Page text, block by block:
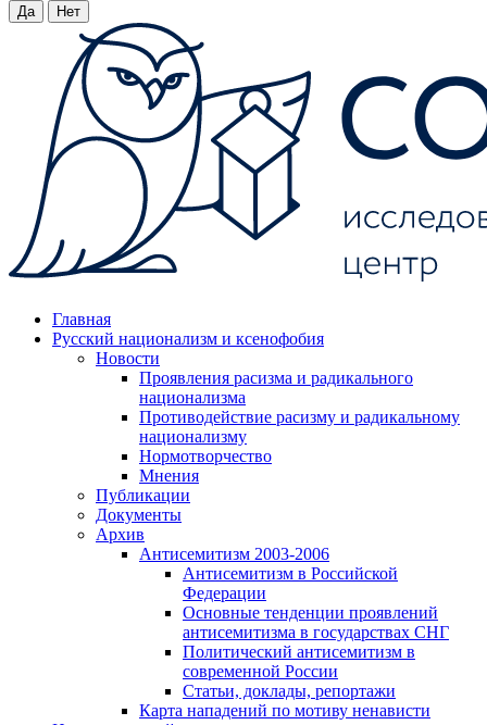
Да Нет
Главная
Русский национализм и ксенофобия
Новости
Проявления расизма и радикального
национализма
Противодействие расизму и радикальному
национализму
Нормотворчество
Мнения
Публикации
Документы
Архив
Антисемитизм 2003-2006
Антисемитизм в Российской
Федерации
Основные тенденции проявлений
антисемитизма в государствах СНГ
Политический антисемитизм в
современной России
Статьи, доклады, репортажи
Карта нападений по мотиву ненависти